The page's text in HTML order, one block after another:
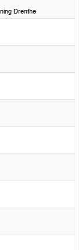
Drenthe